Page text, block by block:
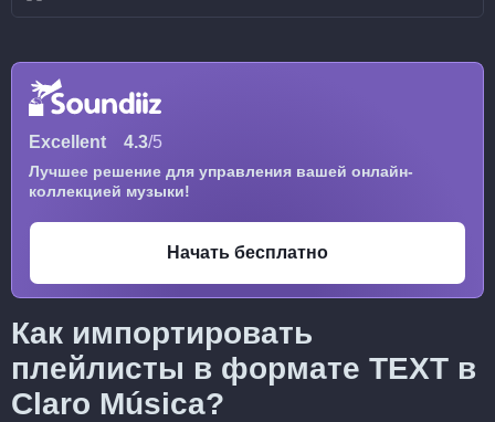
Excellent 4.3/5
Лучшее решение для управления вашей онлайн-
коллекцией музыки!
Начать бесплатно
Как импортировать
плейлисты в формате TEXT в
Claro Música?